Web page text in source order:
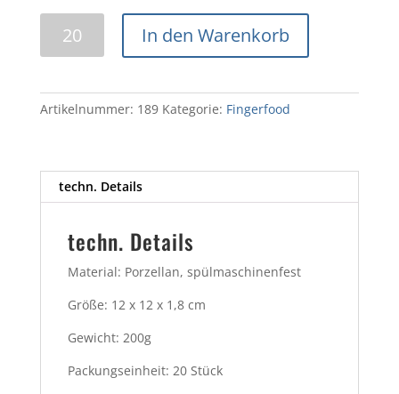
cm
In den Warenkorb
Artikelnummer: 189 Kategorie: Fingerfood
techn. Details
techn. Details
Material: Porzellan, spülmaschinenfest
Größe: 12 x 12 x 1,8 cm
Gewicht: 200g
Packungseinheit: 20 Stück